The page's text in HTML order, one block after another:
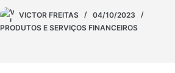
VICTOR FREITAS
04/10/2023
PRODUTOS E SERVIÇOS FINANCEIROS